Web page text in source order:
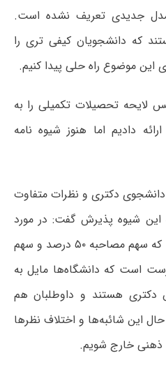
مدل جدیدی تعریف نشده است.
که دانشجویان کیفی تری را
این موضوع راه حلی پیدا کنیم.
لایحه تحصیلات تکمیلی را به
دادیم اما هنوز شیوه نامه
دانشجوی دکتری و نظرات متفاوت
این شیوه پذیرش گفت: در مورد
دکتری مصوبه نهایی این است که سهم مصاحبه ۵۰ درصد و سهم
درست است که دانشگاه‌ها مایل به
هستند و داوطلبان هم
این شائبه‌ها و اختلاف نظرها
ذهنی خارج شویم.